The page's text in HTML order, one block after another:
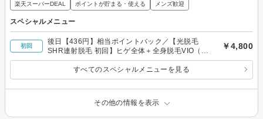
楽天スーパーDEAL ポイントが貯まる・使える メンズ歓迎
スペシャルメニュー
初回
後日【436円】相当ポイントバック／【光脱毛
SHR連射脱毛 初回】ヒゲ全体＋全身脱毛VIO（玉
竿込み）※ヒゲVIO無しでも対応可
￥4,800
すべてのスペシャルメニューを見る
その他の情報を表示